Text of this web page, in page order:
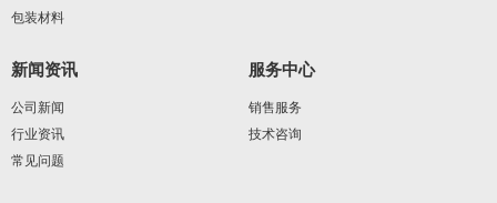
包装材料
新闻资讯
公司新闻
行业资讯
常见问题
服务中心
销售服务
技术咨询